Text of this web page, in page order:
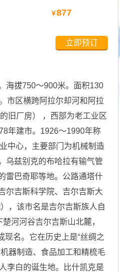
￥877
立即预订
海拔750～900米。面积130
市区横跨阿拉尔却河和阿拉
旧厂房） ，西部为老工业区
年建市。1926～1990年称
中心，主要部门为机械制造
乌兹别克的布哈拉有输气管
雷巴奇耶等地。公路通塔什
尔吉斯科学院、吉尔吉斯大
，该市名是吉尔吉斯族人自
河河谷吉尔吉斯山北麓，
名。它在历史上是“丝绸之
器制造、食品加工和精梳毛
李白的诞生地。比什凯克是